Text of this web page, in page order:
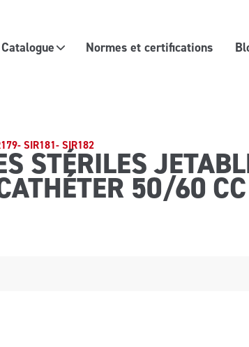
Catalogue Normes et certifications
SIR181- SIR182
STÉRILES
50/60